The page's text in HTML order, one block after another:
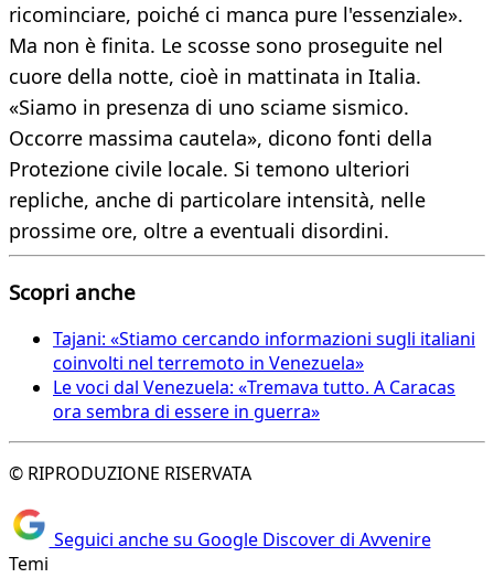
ricominciare, poiché ci manca pure l'essenziale».
Ma non è finita. Le scosse sono proseguite nel
cuore della notte, cioè in mattinata in Italia.
«Siamo in presenza di uno sciame sismico.
Occorre massima cautela», dicono fonti della
Protezione civile locale. Si temono ulteriori
repliche, anche di particolare intensità, nelle
prossime ore, oltre a eventuali disordini.
Scopri anche
Tajani: «Stiamo cercando informazioni sugli italiani
coinvolti nel terremoto in Venezuela»
Le voci dal Venezuela: «Tremava tutto. A Caracas
ora sembra di essere in guerra»
© RIPRODUZIONE RISERVATA
Seguici anche su Google Discover di Avvenire
Temi